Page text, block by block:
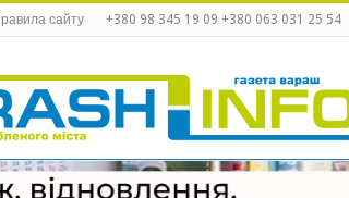
сайту +380 98 345 19 09 +380 063 031 25 54